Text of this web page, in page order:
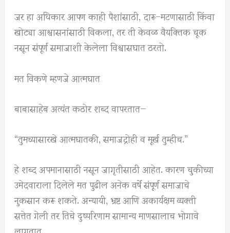
जर हा अधिकार आपण काही पैशांसाठी, दारू–मटणासाठी किंवा
खोट्या आश्वासनांसाठी विकला, तर ती केवळ वैयक्तिक चूक
नसून संपूर्ण समाजाशी केलेला विश्वासघात ठरतो.
मत विकणे म्हणजे आत्मघात
बाबासाहेब अत्यंत कठोर शब्द वापरतात—
“तुमच्यासारखे आत्मघातकी, समाजद्रोही व मूर्ख तुम्हीच.”
हे शब्द अपमानासाठी नसून जागृतीसाठी आहेत. कारण चुकीच्या
उमेदवाराला दिलेले मत पुढील अनेक वर्षे संपूर्ण समाजाचे
नुकसान करू शकते. अन्यायी, भ्रष्ट आणि अकार्यक्षम व्यक्ती
सत्तेत गेली तर तिचे दुष्परिणाम सामान्य माणसालाच भोगावे